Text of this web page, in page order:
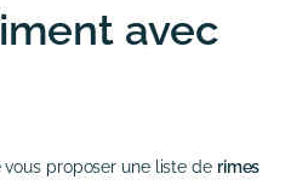
avec
proposer une liste de rimes